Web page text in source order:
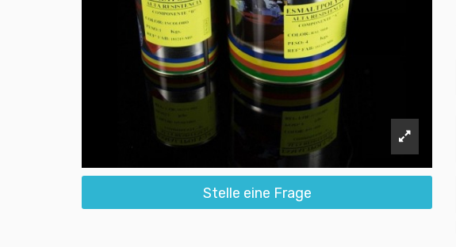
Stelle eine Frage